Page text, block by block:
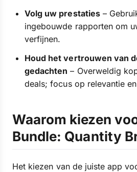
Volg uw prestaties–
ingebouwde rapporten om
verfijnen.
Houd het vertrouwen van
gedachten – Overweldig
deals; focus op relevantie
Waarom kiezen
Bundle: Quantity
Het kiezen van de juiste app